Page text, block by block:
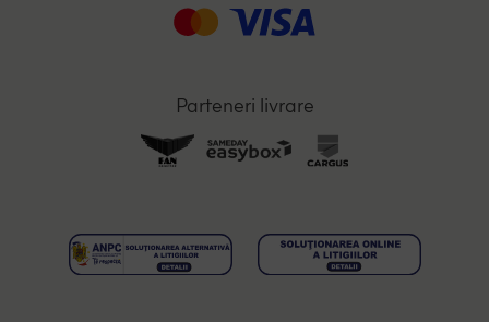
Parteneri livrare